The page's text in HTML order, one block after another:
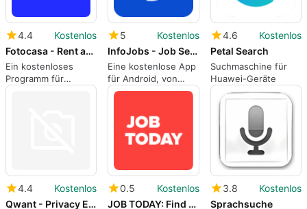
4.4
Kostenlos
Fotocasa - Rent and sale
Ein kostenloses
Programm für
Android, von Anuntis
5
Kostenlos
InfoJobs - Job Search
Eine kostenlose App
für Android, von
InfoJobs.net.
4.6
Kostenlos
Petal Search
Suchmaschine für
Huawei-Geräte
4.4
Kostenlos
Qwant - Privacy Ethics
0.5
Kostenlos
JOB TODAY: Find Jobs Build a Career Hire Staff
3.8
Kostenlos
Sprachsuche